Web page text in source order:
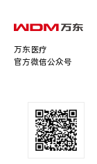
万东医疗
官方微信公众号